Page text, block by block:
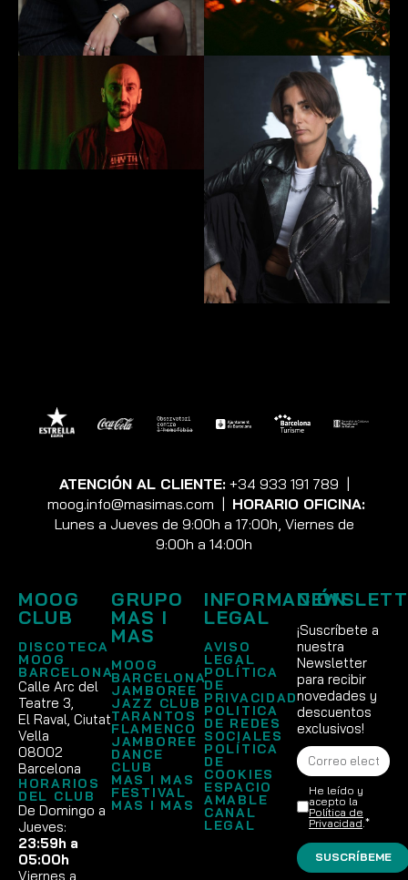
ATENCIÓN AL CLIENTE: +34 933 191 789 |
moog.info@masimas.com | HORARIO OFICINA:
Lunes a Jueves de 9:00h a 17:00h, Viernes de
9:00h a 14:00h
MOOG
CLUB
DISCOTECA
MOOG
BARCELONA
Calle Arc del
Teatre 3,
El Raval, Ciutat
Vella
08002
Barcelona
HORARIOS
DEL CLUB
De Domingo a
Jueves:
23:59h a
05:00h
Viernes a
GRUPO
MAS I
MAS
MOOG
BARCELONA
JAMBOREE
JAZZ CLUB
TARANTOS
FLAMENCO
JAMBOREE
DANCE
CLUB
MAS I MAS
FESTIVAL
MAS I MAS
INFORMACIÓN
LEGAL
AVISO
LEGAL
POLÍTICA
DE
PRIVACIDAD
POLITICA
DE REDES
SOCIALES
POLÍTICA
DE
COOKIES
ESPACIO
AMABLE
CANAL
LEGAL
¡Suscríbete a
nuestra
Newsletter
para recibir
novedades y
descuentos
exclusivos!
He leído y
acepto la
Política de
Privacidad .*
SUSCRÍBEME